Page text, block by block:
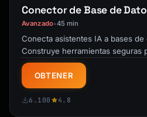
  async ({ category, title, content, tags =
[] }) => {
    const note = await saveNote({
      category,
      title,
      content,
      tags,
      timestamp: new Date().toISOString(),
Conector de Base de
Avanzado•45 min
Conecta asistentes IA a bases de
Construye herramientas seguras
gestionar datos con controles de …
OBTENER
6.100 4.8